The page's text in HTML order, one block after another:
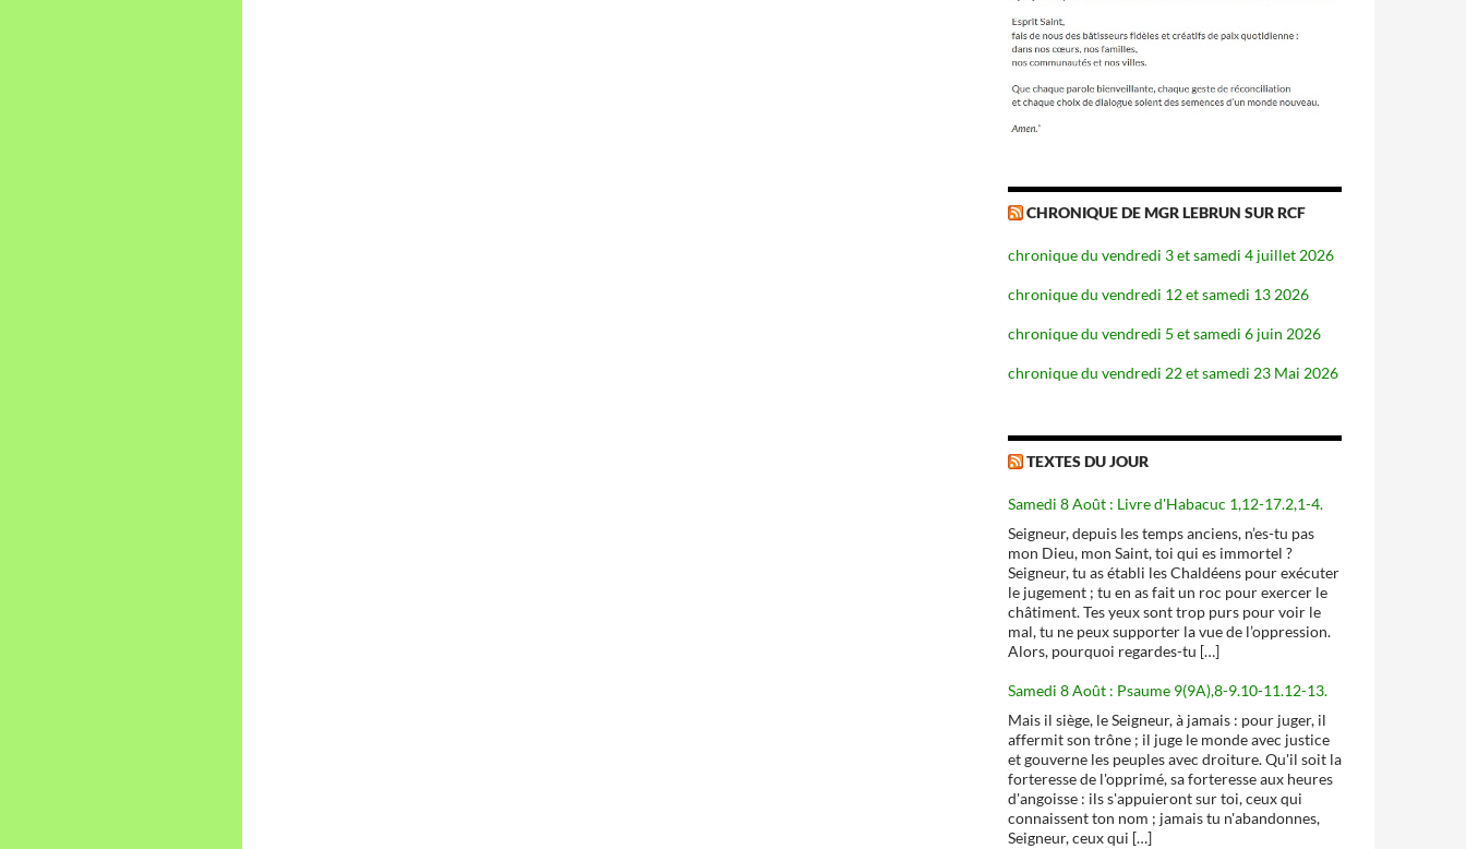
CHRONIQUE DE MGR LEBRUN SUR RCF
chronique du vendredi 3 et samedi 4 juillet 2026
chronique du vendredi 12 et samedi 13 2026
chronique du vendredi 5 et samedi 6 juin 2026
chronique du vendredi 22 et samedi 23 Mai 2026
TEXTES DU JOUR
Samedi 8 Août : Livre d'Habacuc 1,12-17.2,1-4.
Seigneur, depuis les temps anciens, n’es-tu pas
mon Dieu, mon Saint, toi qui es immortel ?
Seigneur, tu as établi les Chaldéens pour exécuter
le jugement ; tu en as fait un roc pour exercer le
châtiment. Tes yeux sont trop purs pour voir le
mal, tu ne peux supporter la vue de l’oppression.
Alors, pourquoi regardes-tu […]
Samedi 8 Août : Psaume 9(9A),8-9.10-11.12-13.
Mais il siège, le Seigneur, à jamais : pour juger, il
affermit son trône ; il juge le monde avec justice
et gouverne les peuples avec droiture. Qu'il soit la
forteresse de l'opprimé, sa forteresse aux heures
d'angoisse : ils s'appuieront sur toi, ceux qui
connaissent ton nom ; jamais tu n'abandonnes,
Seigneur, ceux qui […]